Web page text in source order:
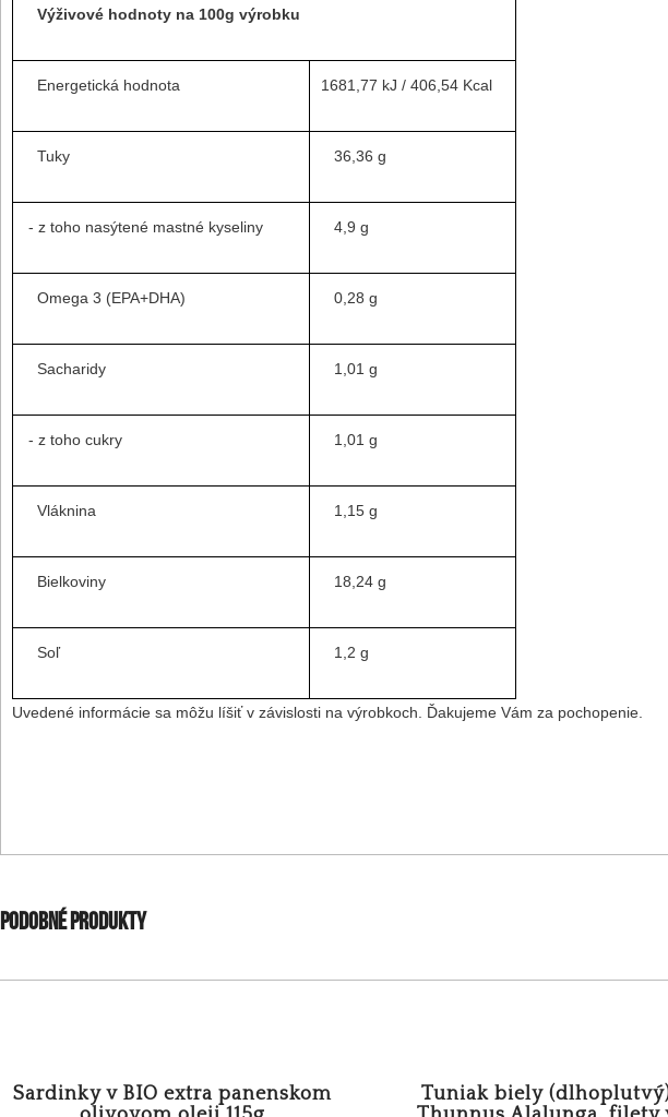
Výživové hodnoty na 100g výrobku
Energetická hodnota 1681,77 kJ / 406,54 Kcal
Tuky 36,36 g
- z toho nasýtené mastné kyseliny 4,9 g
Omega 3 (EPA+DHA) 0,28 g
Sacharidy 1,01 g
- z toho cukry 1,01 g
Vláknina 1,15 g
Bielkoviny 18,24 g
Soľ 1,2 g
Uvedené informácie sa môžu líšiť v závislosti na výrobkoch. Ďakujeme Vám za pochopenie.
PODOBNÉ PRODUKTY
Sardinky v BIO extra panenskom
Tuniak biely